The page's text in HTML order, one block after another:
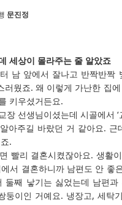
문진정
세상이 몰라주는 줄 알았죠
남 앞에서 잘나고 반짝반짝
러웠죠. 왜 이렇게 가난한 집
키우셨거든요.
장 선생님이셨는데 시골에서
아주길 바랐던 거 같아요.
.
빨리 결혼시켰잖아요. 생활
서 결혼하니까 남편도 안 좋
둘째 낳기는 싫었는데 남편
둥이인 거예요. 냉장고, 세탁